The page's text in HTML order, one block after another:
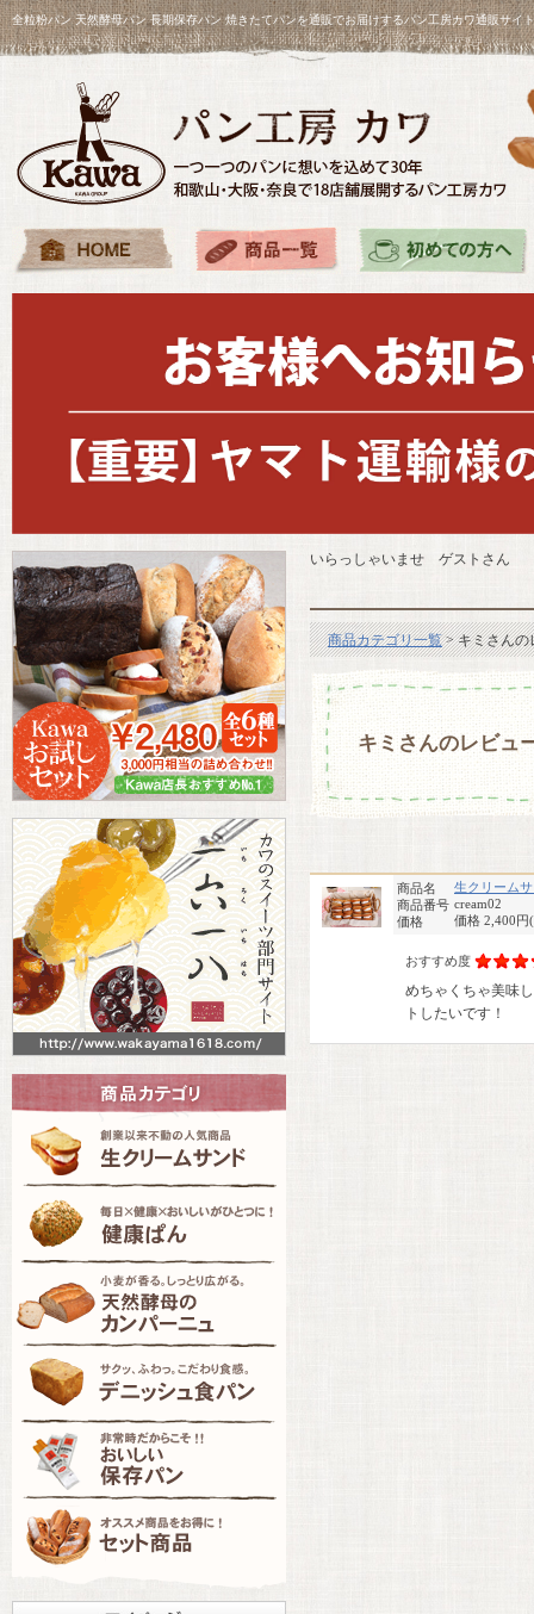
全粒粉パン 天然酵母パン 長期保存パン 焼きたてパンを通販でお届けするパン工房カワ通販サイト
いらっしゃいませ ゲストさん
商品カテゴリ一覧> キミさんの
キミさんのレビュ
商品名
生クリーム
商品番号 cream02
価格
価格 2,400円
おすすめ度
めちゃくちゃ美味
トしたいです！